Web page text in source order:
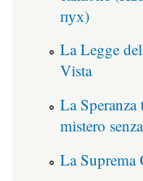
пух)
La Legge
Vista
La Speranza
mistero
La Suprema